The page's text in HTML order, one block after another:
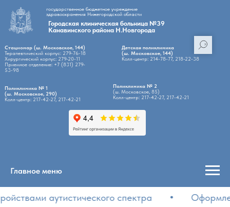
государственное бюджетное учреждение
здравоохранения Нижегородской области
Городская клиническая больница №39
Канавинского района Н.Новгорода
Стационар (ш. Московское, 144)
Терапевтический корпус: 279-76-18
Хирургический корпус: 279-20-11
Приемное отделение: +7 (831) 279-
53-98
Детская поликлиника
(ш. Московское, 144)
Колл-центр: 214-78-77, 218-22-38
Поликлиника № 1
(ш. Московское, 290)
Колл-центр: 217-42-27, 217-42-21
Поликлиника № 2
(ш. Московское, 85)
Колл-центр: 217-42-27, 217-42-21
Главное меню
аутистического спектра